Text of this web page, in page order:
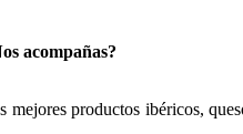
acompañas?
productos ibéricos,